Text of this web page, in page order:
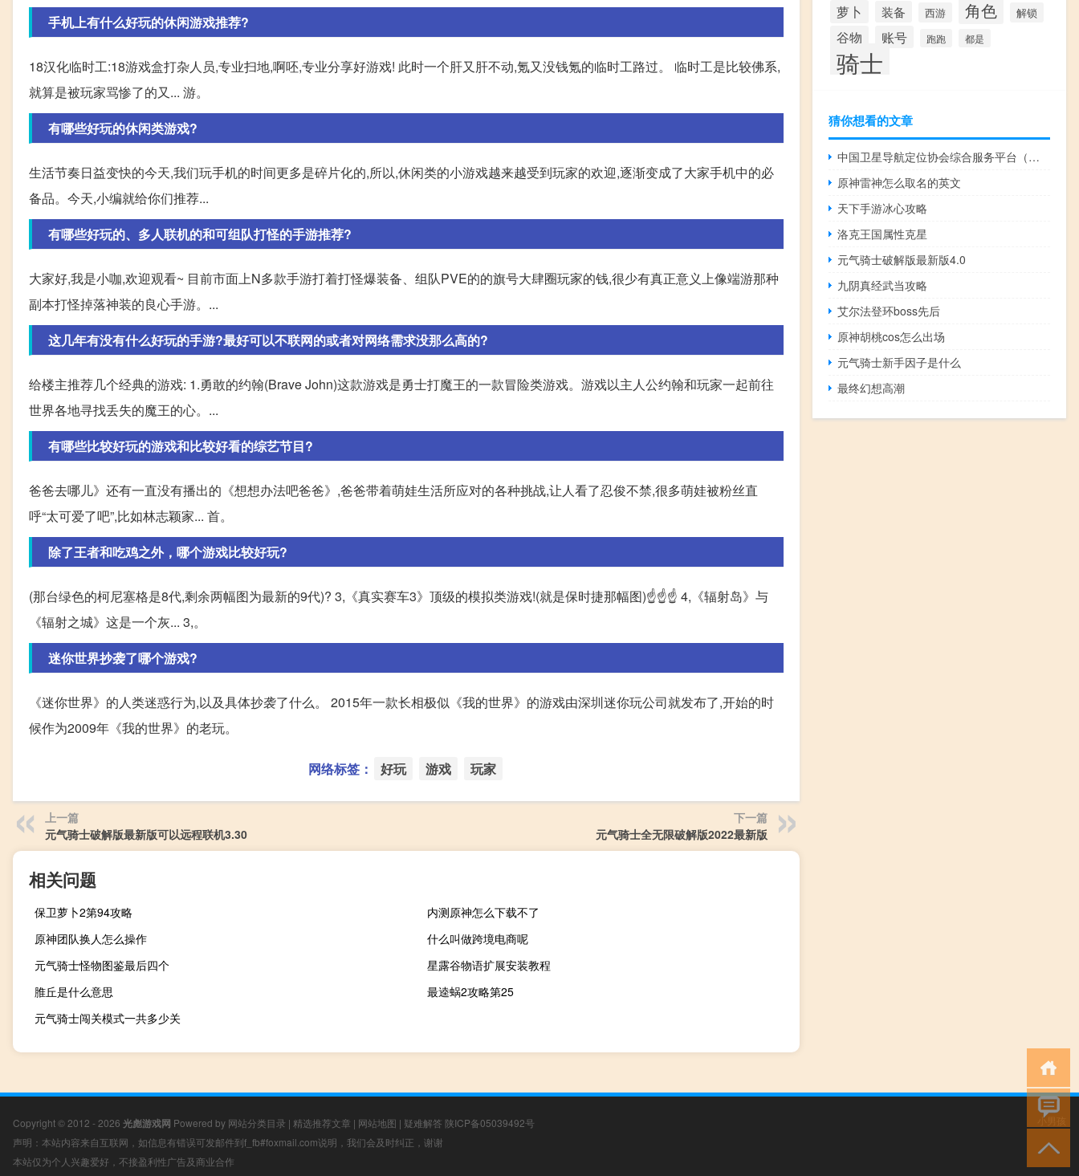
手机上有什么好玩的休闲游戏推荐?
18汉化临时工:18游戏盒打杂人员,专业扫地,啊呸,专业分享好游戏! 此时一个肝又肝不动,氪又没钱氪的临时工路过。 临时工是比较佛系,
就算是被玩家骂惨了的又... 游。
有哪些好玩的休闲类游戏?
生活节奏日益变快的今天,我们玩手机的时间更多是碎片化的,所以,休闲类的小游戏越来越受到玩家的欢迎,逐渐变成了大家手机中的必
备品。今天,小编就给你们推荐...
有哪些好玩的、多人联机的和可组队打怪的手游推荐?
大家好,我是小咖,欢迎观看~ 目前市面上N多款手游打着打怪爆装备、组队PVE的的旗号大肆圈玩家的钱,很少有真正意义上像端游那种
副本打怪掉落神装的良心手游。...
这几年有没有什么好玩的手游?最好可以不联网的或者对网络需求没那么高的?
给楼主推荐几个经典的游戏: 1.勇敢的约翰(Brave John)这款游戏是勇士打魔王的一款冒险类游戏。游戏以主人公约翰和玩家一起前往
世界各地寻找丢失的魔王的心。...
有哪些比较好玩的游戏和比较好看的综艺节目?
爸爸去哪儿》还有一直没有播出的《想想办法吧爸爸》,爸爸带着萌娃生活所应对的各种挑战,让人看了忍俊不禁,很多萌娃被粉丝直
呼“太可爱了吧”,比如林志颖家... 首。
除了王者和吃鸡之外，哪个游戏比较好玩?
(那台绿色的柯尼塞格是8代,剩余两幅图为最新的9代)? 3,《真实赛车3》顶级的模拟类游戏!(就是保时捷那幅图)☝☝☝ 4,《辐射岛》与
《辐射之城》这是一个灰... 3,。
迷你世界抄袭了哪个游戏?
《迷你世界》的人类迷惑行为,以及具体抄袭了什么。 2015年一款长相极似《我的世界》的游戏由深圳迷你玩公司就发布了,开始的时
候作为2009年《我的世界》的老玩。
网络标签： 好玩 游戏 玩家
上一篇
元气骑士破解版最新版可以远程联机3.30
下一篇
元气骑士全无限破解版2022最新版
相关问题
保卫萝卜2第94攻略
内测原神怎么下载不了
原神团队换人怎么操作
什么叫做跨境电商呢
元气骑士怪物图鉴最后四个
星露谷物语扩展安装教程
脽丘是什么意思
最逵蜗2攻略第25
元气骑士闯关模式一共多少关
萝卜 装备 西游 角色 解锁
谷物 账号 跑跑 都是
骑士
猜你想看的文章
中国卫星导航定位协会综合服务平台（中国卫星导航定位协会）
原神雷神怎么取名的英文
天下手游冰心攻略
洛克王国属性克星
元气骑士破解版最新版4.0
九阴真经武当攻略
艾尔法登环boss先后
原神胡桃cos怎么出场
元气骑士新手因子是什么
最终幻想高潮
Copyright © 2012 - 2026 光彪游戏网 Powered by 网站分类目录 | 精选推荐文章 | 网站地图 | 疑难解答 陕ICP备05039492号
声明：本站内容来自互联网，如信息有错误可发邮件到f_fb#foxmail.com说明，我们会及时纠正，谢谢
本站仅为个人兴趣爱好，不接盈利性广告及商业合作
小男孩